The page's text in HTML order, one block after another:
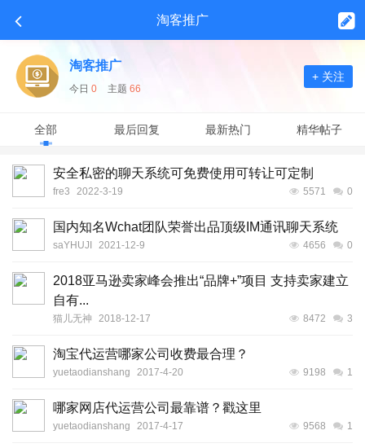
淘客推广
淘客推广
今日 0 主题 66
+ 关注
全部 最后回复 最新热门 精华帖子
安全私密的聊天系统可免费使用可转让可定制
fre3 2022-3-19 5571 0
国内知名Wchat团队荣誉出品顶级IM通讯聊天系统
saYHUJI 2021-12-9 4656 0
2018亚马逊卖家峰会推出“品牌+”项目 支持卖家建立
自有...
猫儿无神 2018-12-17 8472 3
淘宝代运营哪家公司收费最合理？
yuetaodianshang 2017-4-20 9198 1
哪家网店代运营公司最靠谱？戳这里
yuetaodianshang 2017-4-17 9568 1